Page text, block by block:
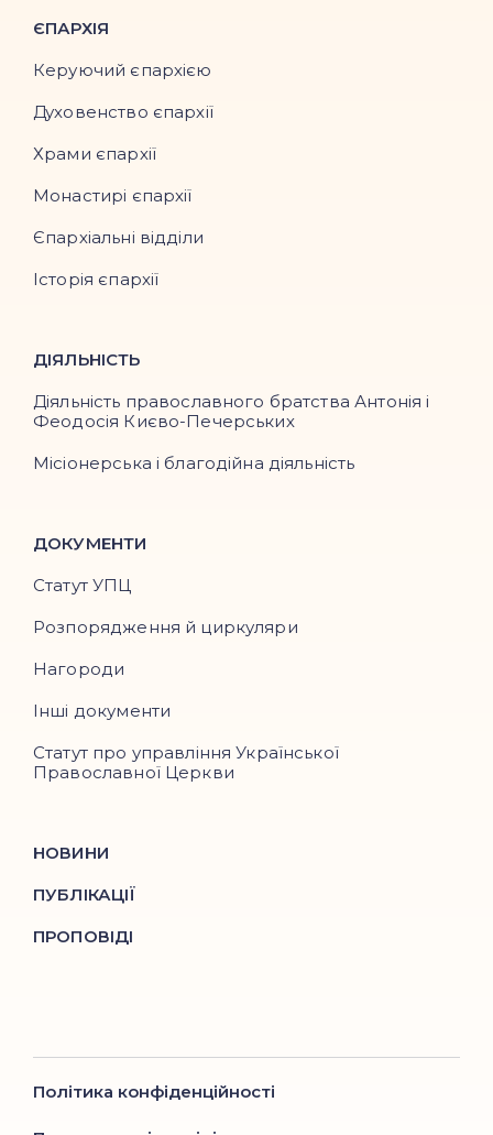
ЄПАРХІЯ
Керуючий єпархією
Духовенство єпархії
Храми єпархії
Монастирі єпархії
Єпархіальні відділи
Історія єпархії
ДІЯЛЬНІСТЬ
Діяльність православного братства Антонія і
Феодосія Києво-Печерських
Місіонерська і благодійна діяльність
ДОКУМЕНТИ
Статут УПЦ
Розпорядження й циркуляри
Нагороди
Інші документи
Статут про управління Української
Православної Церкви
НОВИНИ
ПУБЛІКАЦІЇ
ПРОПОВІДІ
Політика конфіденційності